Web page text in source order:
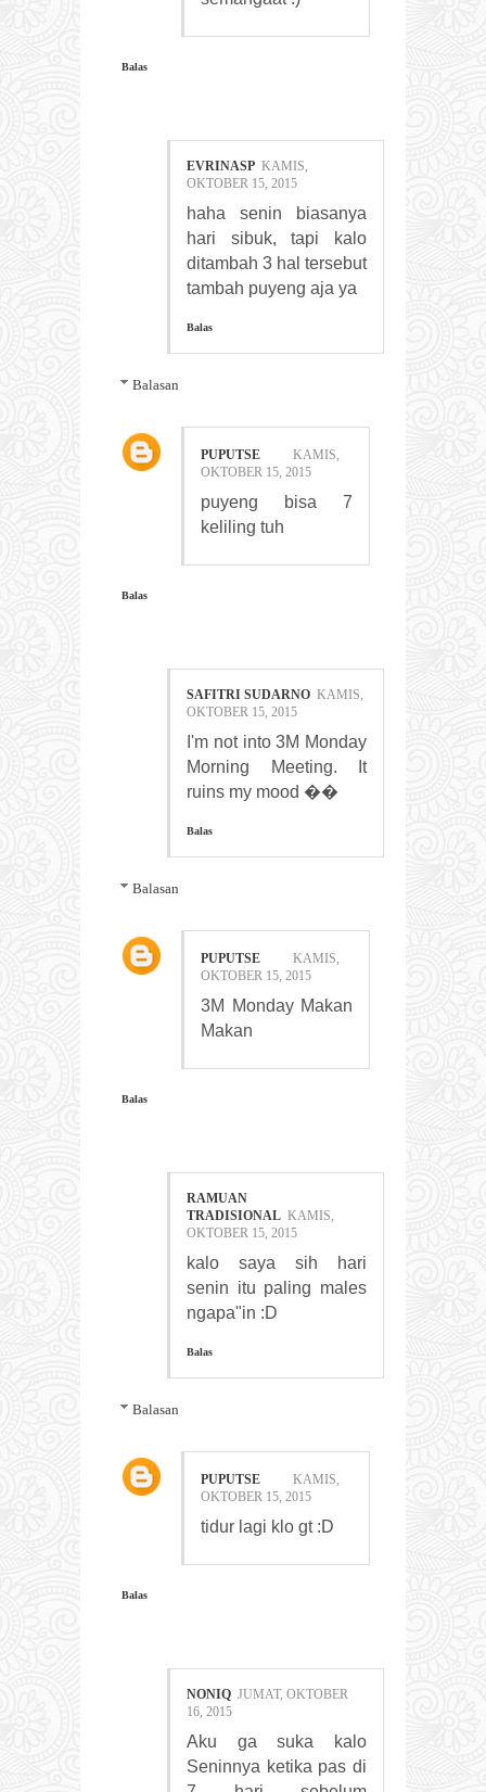
Balas
EVRINASP KAMIS,
OKTOBER 15, 2015
haha senin biasanya
hari sibuk, tapi kalo
ditambah 3 hal tersebut
tambah puyeng aja ya
Balas
Balasan
PUPUTSE
KAMIS,
OKTOBER 15, 2015
puyeng bisa 7
keliling tuh
Balas
SAFITRI SUDARNO KAMIS,
OKTOBER 15, 2015
I'm not into 3M Monday
Morning Meeting. It
ruins my mood ��
Balas
Balasan
PUPUTSE
KAMIS,
OKTOBER 15, 2015
3M Monday Makan
Makan
Balas
RAMUAN
TRADISIONAL KAMIS,
OKTOBER 15, 2015
kalo saya sih hari
senin itu paling males
ngapa"in :D
Balas
Balasan
PUPUTSE
KAMIS,
OKTOBER 15, 2015
tidur lagi klo gt :D
Balas
NONIQ JUMAT, OKTOBER
16, 2015
Aku ga suka kalo
Seninnya ketika pas di